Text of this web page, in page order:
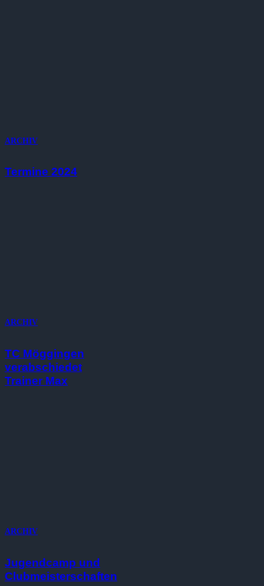
ARCHIV
Termine 2024
ARCHIV
TC Möggingen
verabschiedet
Trainer Max
ARCHIV
Jugendcamp und
Clubmeisterschaften